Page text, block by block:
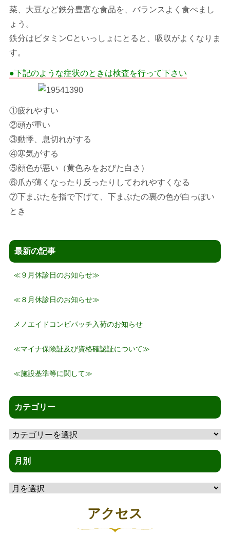
菜、大豆など鉄分豊富な食品を、バランスよく食べまし
ょう。
鉄分はビタミンCといっしょにとると、吸収がよくなりま
す。
●下記のような症状のときは検査を行って下さい
①疲れやすい
②頭が重い
③動悸、息切れがする
④寒気がする
⑤顔色が悪い（黄色みをおびた白さ）
⑥爪が薄くなったり反ったりしてわれやすくなる
⑦下まぶたを指で下げて、下まぶたの裏の色が白っぽい
とき
最新の記事
≪９月休診日のお知らせ≫
≪８月休診日のお知らせ≫
メノエイドコンビパッチ入荷のお知らせ
≪マイナ保険証及び資格確認証について≫
≪施設基準等に関して≫
カテゴリー
テ
ゴ
リ
ー
月別
別
アクセス